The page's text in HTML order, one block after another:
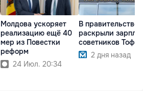
Молдова ускоряет
реализацию ещё 40
мер из Повестки
реформ
24 Июл. 20:34
В правительстве
раскрыли
советников
2 дня назад